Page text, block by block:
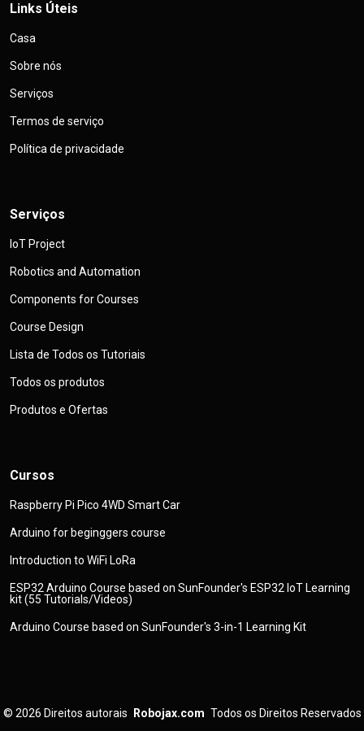
Links Úteis
Casa
Sobre nós
Serviços
Termos de serviço
Política de privacidade
Serviços
IoT Project
Robotics and Automation
Components for Courses
Course Design
Lista de Todos os Tutoriais
Todos os produtos
Produtos e Ofertas
Cursos
Raspberry Pi Pico 4WD Smart Car
Arduino for beginggers course
Introduction to WiFi LoRa
ESP32 Arduino Course based on SunFounder's ESP32 IoT Learning
kit (55 Tutorials/Videos)
Arduino Course based on SunFounder's 3-in-1 Learning Kit
© 2026 Direitos autorais Robojax.com Todos os Direitos Reservados